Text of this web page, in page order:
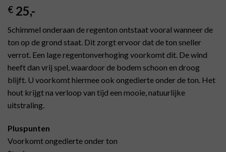
€ 25,-
Schimmel onderaan de regenton ontstaat vooral wanneer de
ton op de grond staat. Dit zorgt ervoor dat de ton sneller
verrot. Een lage regentonverhoging voorkomt dit. De wind
heeft dan vrij spel, waardoor de bodem schoon en droog
blijft. U voorkomt hiermee ook ongedierte onder de ton. Het
hout krijgt na verloop van tijd een mooie, natuurlijke
uitstraling.
Pluspunten
Voorkomt ongedierte onder ton